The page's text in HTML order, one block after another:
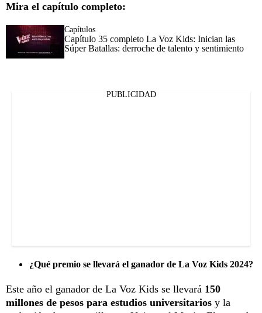
Mira el capítulo completo:
Capítulos
Capítulo 35 completo La Voz Kids: Inician las
Súper Batallas: derroche de talento y sentimiento
PUBLICIDAD
¿Qué premio se llevará el ganador de La Voz Kids 2024?
Este año el ganador de La Voz Kids se llevará 150
millones de pesos para estudios universitarios y la